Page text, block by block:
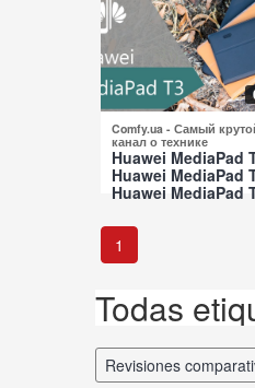
Comfy.ua - Самый
канал о технике
Huawei MediaPad
Huawei MediaPad
Huawei MediaPad
Jul 2017
1
Todas
revisiones